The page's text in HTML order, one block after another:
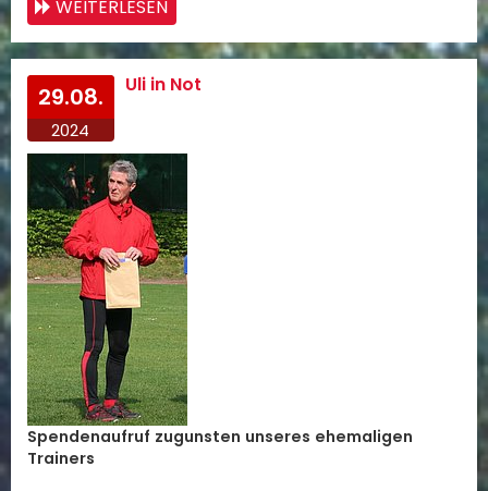
WEITERLESEN
29.08.
2024
Uli in Not
Spendenaufruf zugunsten unseres ehemaligen
Trainers